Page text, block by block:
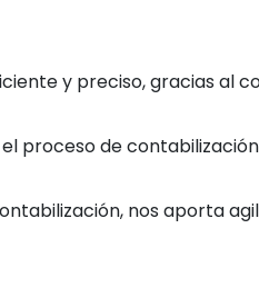
y preciso, gracias al
proceso de
nos aporta